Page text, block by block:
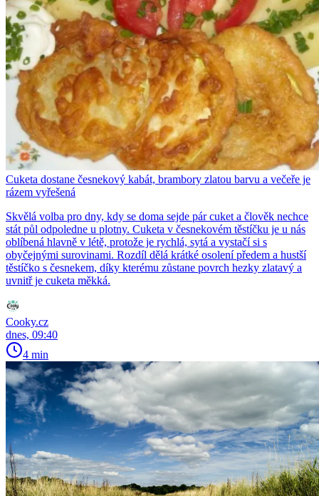
Cuketa dostane česnekový kabát, brambory zlatou barvu a večeře je
rázem vyřešená
Skvělá volba pro dny, kdy se doma sejde pár cuket a člověk nechce
stát půl odpoledne u plotny. Cuketa v česnekovém těstíčku je u nás
oblíbená hlavně v létě, protože je rychlá, sytá a vystačí si s
obyčejnými surovinami. Rozdíl dělá krátké osolení předem a hustší
těstíčko s česnekem, díky kterému zůstane povrch hezky zlatavý a
uvnitř je cuketa měkká.
Cooky.cz
dnes, 09:40
4 min